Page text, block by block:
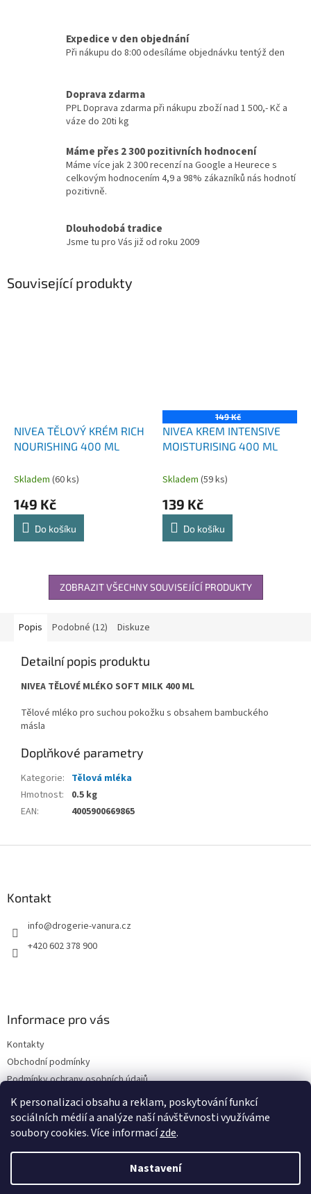
K personalizaci obsahu a reklam, poskytování funkcí
sociálních médií a analýze naší návštěvnosti využíváme
soubory cookies. Více informacízde.
Nastavení
Expedice v den objednání
Při nákupu do 8:00 odesíláme objednávku tentýž den
Doprava zdarma
PPL Doprava zdarma při nákupu zboží nad 1 500,- Kč a
váze do 20ti kg
Máme přes 2 300 pozitivních hodnocení
Máme více jak 2 300 recenzí na Google a Heurece s
celkovým hodnocením 4,9 a 98% zákazníků nás hodnotí
pozitivně.
Dlouhodobá tradice
Jsme tu pro Vás již od roku 2009
Související produkty
NIVEA TĚLOVÝ KRÉM RICH
NOURISHING 400 ML
Skladem (60 ks)
149 Kč
Do košíku
149 Kč
NIVEA KREM INTENSIVE
MOISTURISING 400 ML
Skladem (59 ks)
139 Kč
Do košíku
ZOBRAZIT VŠECHNY SOUVISEJÍCÍ PRODUKTY
Popis Podobné (12) Diskuze
Detailní popis produktu
NIVEA TĚLOVÉ MLÉKO SOFT MILK 400 ML
Tělové mléko pro suchou pokožku s obsahem bambuckého
másla
Doplňkové parametry
Kategorie: Tělová mléka
Hmotnost:
0.5 kg
EAN: 4005900669865
Kontakt
info@drogerie-vanura.cz
+420 602 378 900
Informace pro vás
Kontakty
Obchodní podmínky
Podmínky ochrany osobních údajů
Dodací a platební podmínky